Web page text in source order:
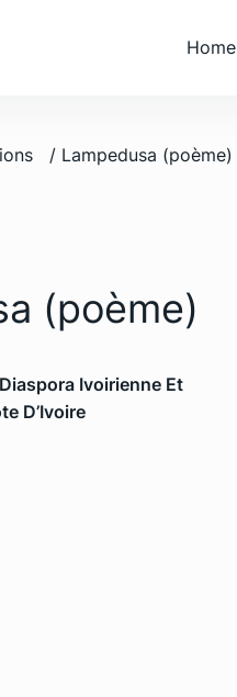
Home
/ Lampedusa (poème)
(poème)
Ivoirienne Et
D’Ivoire